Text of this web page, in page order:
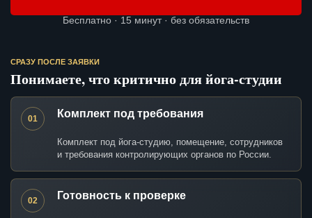
Бесплатно · 15 минут · без обязательств
СРАЗУ ПОСЛЕ ЗАЯВКИ
Понимаете, что критично для йога-студии
01 Комплект под требования
Комплект под йога-студию, помещение, сотрудников
и требования контролирующих органов по России.
02 Готовность к проверке